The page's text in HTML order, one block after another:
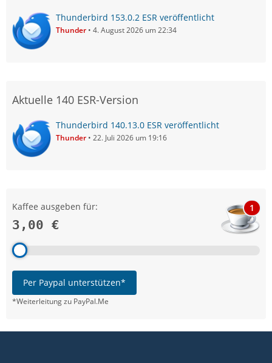
Thunderbird 153.0.2 ESR veröffentlicht
Thunder 4. August 2026 um 22:34
Aktuelle 140 ESR-Version
Thunderbird 140.13.0 ESR veröffentlicht
Thunder 22. Juli 2026 um 19:16
Kaffee ausgeben für:
3,00 €
1
Per Paypal unterstützen*
*Weiterleitung zu PayPal.Me